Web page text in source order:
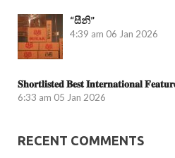
“සීනි”
4:39 am 06 Jan 2026
𝐒𝐡𝐨𝐫𝐭𝐥𝐢𝐬𝐭𝐞𝐝 𝐁𝐞𝐬𝐭 𝐈𝐧𝐭𝐞𝐫𝐧𝐚𝐭𝐢𝐨𝐧𝐚𝐥
6:33 am 05 Jan 2026
RECENT COMMENTS